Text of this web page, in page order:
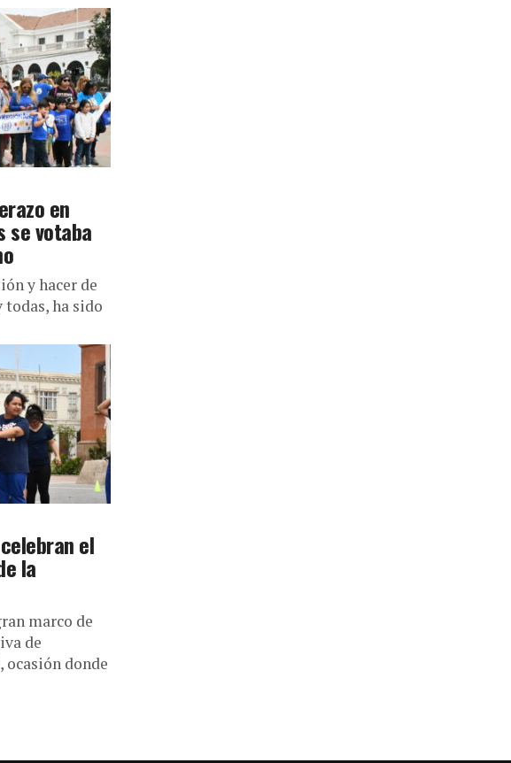
en
se votaba
y hacer de
todas, ha sido
el
la
marco de
de
ocasión donde